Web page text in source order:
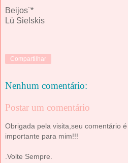
Beijos¨*
Lü Sielskis
Compartilhar
Nenhum comentário:
Postar um comentário
Obrigada pela visita,seu comentário
importante para mim!!!
.Volte Sempre.